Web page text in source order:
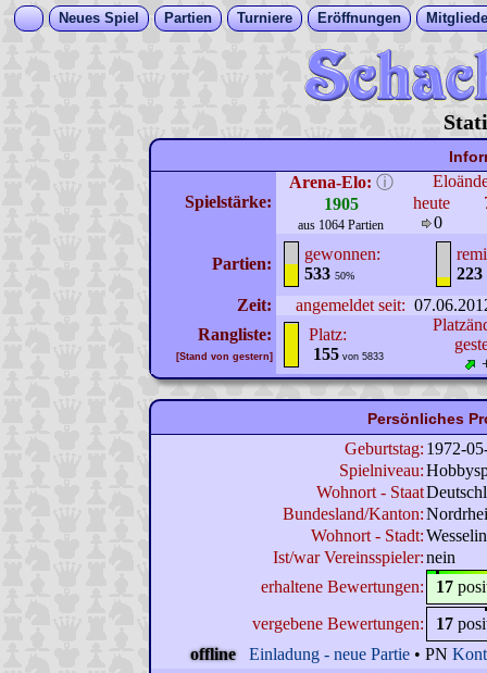
Neues Spiel Partien Turniere Eröffnungen
Spielstärke:
Arena-Elo: ⓘ
1905
aus 1064 Partien
heute
0
Partien:
gewonnen:
533 50%
223
Zeit:
angemeldet seit:
Rangliste:
[Stand von gestern]
Platz:
155 von 5833
Persönliches
Geburtstag: 1972-
Spielniveau:
Wohnort - Staat
Bundesland/Kanton:
Wohnort - Stadt:
Ist/war Vereinsspieler:nein
erhaltene Bewertungen:
17
vergebene Bewertungen:
17
offline
Einladung - neue Partie • PN